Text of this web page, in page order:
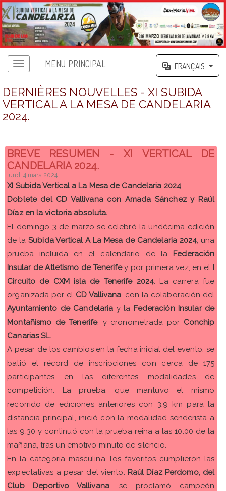
MENU PRINCIPAL FRANÇAIS
DERNIÈRES NOUVELLES - XI SUBIDA
VERTICAL A LA MESA DE CANDELARIA
2024.
BREVE RESUMEN - XI VERTICAL DE
CANDELARIA 2024.
lundi 4 mars 2024
XI Subida Vertical a La Mesa de Candelaria 2024
Doblete del CD Vallivana con Amada Sánchez y Raúl
Díaz en la victoria absoluta.
El domingo 3 de marzo se celebró la undécima edición
de laSubida Vertical A La Mesa de Candelaria 2024, una
prueba incluida en el calendario de la Federación
Insular de Atletismo de Tenerifey por primera vez, en el I
Circuito de CXM isla de Tenerife 2024. La carrera fue
organizada por el CD Vallivana, con la colaboración del
Ayuntamiento de Candelaria y la Federación Insular de
Montañismo de Tenerife, y cronometrada por Conchip
Canarias SL.
A pesar de los cambios en la fecha inicial del evento, se
batió el récord de inscripciones con cerca de 175
participantes en las diferentes modalidades de
competición. La prueba, que mantuvo el mismo
recorrido de ediciones anteriores con 3,9 km para la
distancia principal, inició con la modalidad senderista a
las 9:30 y continuó con la prueba reina a las 10:00 de la
mañana, tras un emotivo minuto de silencio.
En la categoría masculina, los favoritos cumplieron las
expectativas a pesar del viento. Raúl Díaz Perdomo, del
Club Deportivo Vallivana, se proclamó campeón